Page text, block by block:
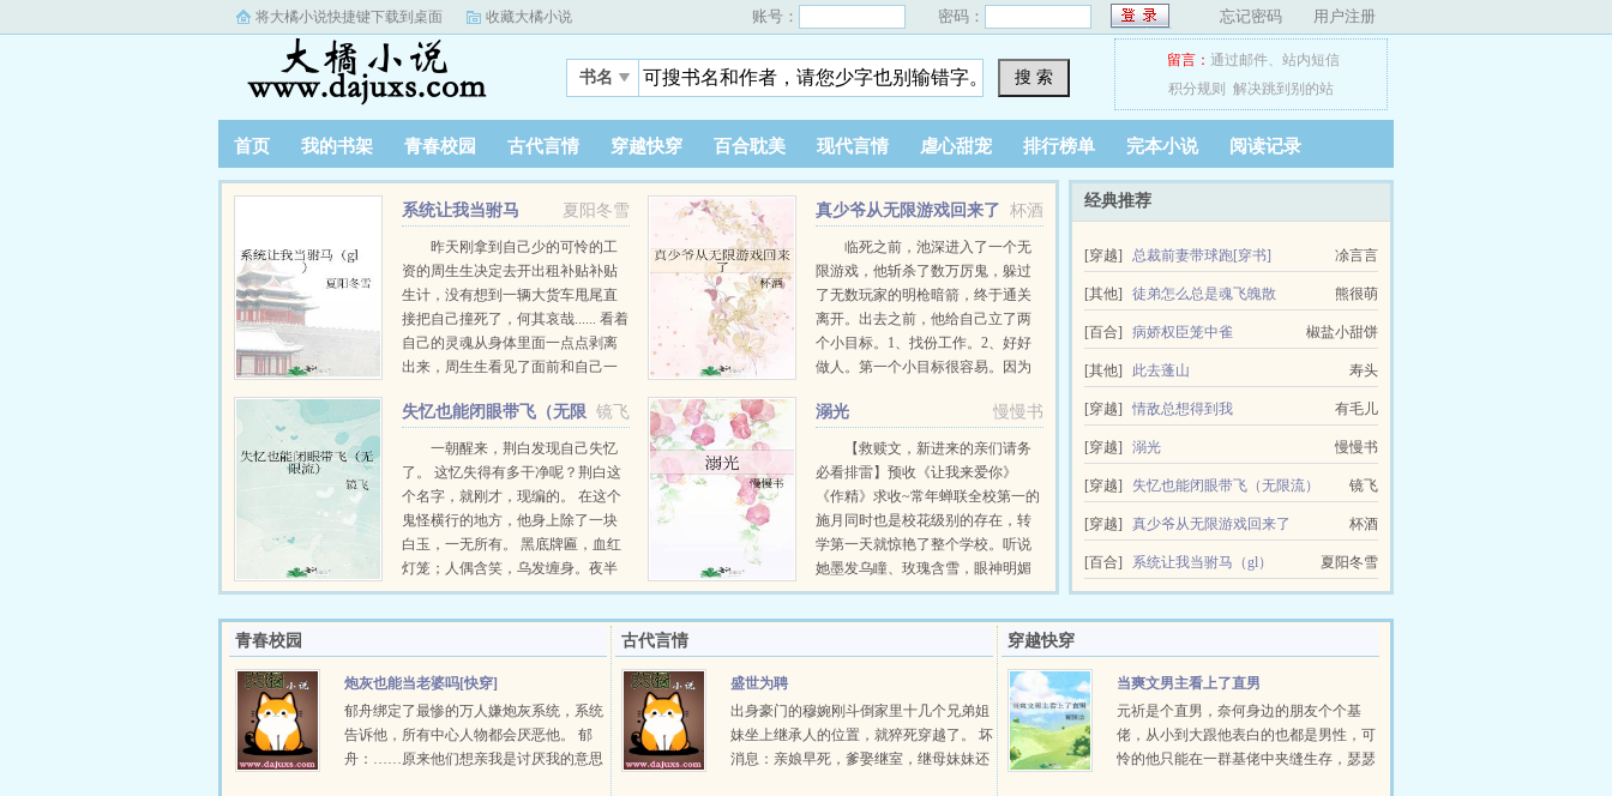
将大橘小说快捷键下载到桌面 收藏大橘小说 账号： 密码： 忘记密码 用户注册
书名 搜 索
留言： 通过邮件、 站内短信
积分规则
解决跳到别的站
首页 我的书架 青春校园 古代言情 穿越快穿 百合耽美 现代言情 虐心甜宠 排行榜单 完本小说 阅读记录
夏阳冬雪
系统让我当驸马
（gl）昨天刚拿到自己少的可怜的工
资的周生生决定去开出租补贴补贴
生计，没有想到一辆大货车甩尾直
接把自己撞死了，何其哀哉...... 看着
自己的灵魂从身体里面一点点剥离
出来，周生生看见了面前和自己一
器声音的系统大人 “我是......
杯酒
真少爷从无限游戏回来了
临死之前，池深进入了一个无
限游戏，他斩杀了数万厉鬼，躲过
了无数玩家的明枪暗箭，终于通关
离开。出去之前，他给自己立了两
个小目标。1、找份工作。2、好好
做人。第一个小目标很容易。因为
怖游戏策划的工作，快乐上班，快
乐摸鱼，......
镜飞
失忆也能闭眼带飞（无限
一朝醒来，荆白发现自己失忆
了。 这忆失得有多干净呢？荆白这
个名字，就刚才，现编的。 在这个
鬼怪横行的地方，他身上除了一块
白玉，一无所有。 黑底牌匾，血红
灯笼；人偶含笑，乌发缠身。夜半
除了歌声，还有人的喉咙挤出的鸡
啼。照片中的人像，一......
慢慢书
溺光
【救赎文，新进来的亲们请务
必看排雷】预收《让我来爱你》
《作精》求收~常年蝉联全校第一的
施月同时也是校花级别的存在，转
学第一天就惊艳了整个学校。听说
她墨发乌瞳、玫瑰含雪，眼神明媚
堪比太阳。年级上肖想她的同学一
茬接着一茬，但从没人向她表白，
经典推荐
[穿越] 总裁前妻带球跑[穿书] 凃言言
[其他] 徒弟怎么总是魂飞魄散 熊很萌
[百合] 病娇权臣笼中雀 椒盐小甜饼
[其他] 此去蓬山 寿头
[穿越] 情敌总想得到我 有毛儿
[穿越] 溺光 慢慢书
[穿越] 失忆也能闭眼带飞（无限流） 镜飞
[穿越] 真少爷从无限游戏回来了 杯酒
[百合] 系统让我当驸马（gl） 夏阳冬雪
青春校园
炮灰也能当老婆吗[快穿]
郁舟绑定了最惨的万人嫌炮灰系统，系统
告诉他，所有中心人物都会厌恶他。 郁
舟：……原来他们想亲我是讨厌我的意思
古代言情
盛世为聘
出身豪门的穆婉刚斗倒家里十几个兄弟姐
妹坐上继承人的位置，就猝死穿越了。 坏
消息：亲娘早死，爹娶继室，继母妹妹还
穿越快穿
当爽文男主看上了直男
元祈是个直男，奈何身边的朋友个个基
佬，从小到大跟他表白的也都是男性，可
怜的他只能在一群基佬中夹缝生存，瑟瑟